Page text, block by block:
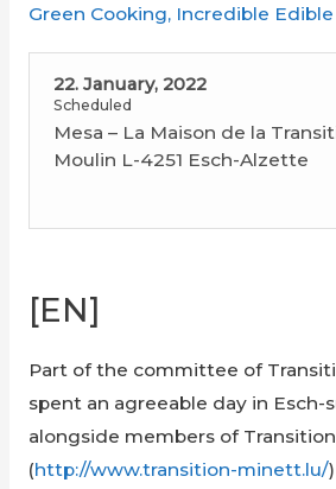
Green Cooking, Incredible Edible
22. January, 2022
Scheduled
Mesa – La Maison de la
Moulin L-4251 Esch-Alzette
[EN]
Part of the committee of
spent an agreeable day in Esch-
alongside members of
(http://www.transition-minett.lu/